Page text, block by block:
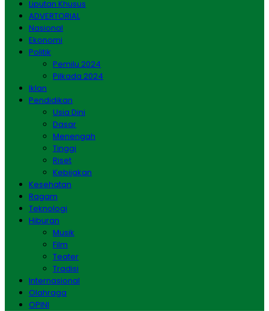
Liputan Khusus
ADVERTORIAL
Nasional
Ekonomi
Politik
Pemilu 2024
Pilkada 2024
Iklan
Pendidikan
Usia Dini
Dasar
Menengah
Tinggi
Riset
Kebijakan
Kesehatan
Ragam
Teknologi
Hiburan
Musik
Film
Teater
Tradisi
Internasional
Olahraga
OPINI